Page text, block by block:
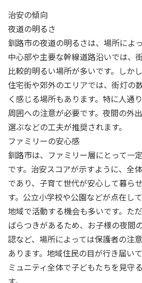
治安の傾向
夜道の明るさ
釧路市の夜道の明るさは、場所によ
中心部や主要な幹線道路沿いでは、
比較的明るい場所が多いです。しか
住宅街や郊外のエリアでは、街灯の
く感じる場所もあります。特に人通
周囲への注意が必要です。夜間の外
選ぶなどの工夫が推奨されます。
ファミリーの安心感
釧路市は、ファミリー層にとって一
です。治安スコアが示すように、全
であり、子育て世代が安心して暮ら
す。公立小学校や公園などが点在し
地域で活動する機会も多いです。た
ばらつきがあるため、お子様の夜間
認など、場所によっては保護者の注
あります。地域住民の目が行き届い
ミュニティ全体で子どもたちを見守